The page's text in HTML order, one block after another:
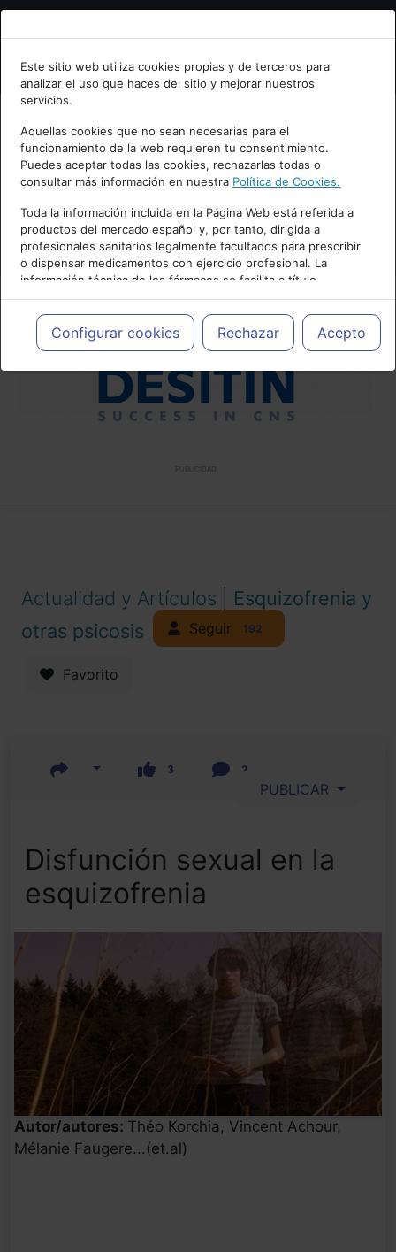
Bienvenid@ a psiquiatria.com
Escribe tu Email
Accede o regístrate con tu email.
Cancelar
Este sitio web utiliza cookies propias y de terceros para
analizar el uso que haces del sitio y mejorar nuestros
servicios.
Aquellas cookies que no sean necesarias para el
funcionamiento de la web requieren tu consentimiento.
Puedes aceptar todas las cookies, rechazarlas todas o
consultar más información en nuestra Política de Cookies.
Toda la información incluida en la Página Web está referida a
productos del mercado español y, por tanto, dirigida a
profesionales sanitarios legalmente facultados para prescribir
o dispensar medicamentos con ejercicio profesional. La
información técnica de los fármacos se facilita a título
meramente informativo, siendo responsabilidad de los
profesionales facultados prescribir medicamentos y decidir, en
cada caso concreto, el tratamiento más adecuado a las
necesidades del paciente.
Configurar cookies Rechazar Acepto
Actualidad y Artículos
Esquizofrenia y
otras psicosis
Seguir 192
Favorito
3 2
PUBLICAR
Disfunción sexual en la
esquizofrenia
Autor/autores: Théo Korchia, Vincent Achour,
Mélanie Faugere...(et.al)